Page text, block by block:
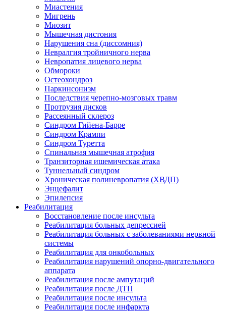
Миастения
Мигрень
Миозит
Мышечная дистония
Нарушения сна (диссомния)
Невралгия тройничного нерва
Невропатия лицевого нерва
Обмороки
Остеохондроз
Паркинсонизм
Последствия черепно-мозговых травм
Протрузия дисков
Рассеянный склероз
Синдром Гийена-Барре
Синдром Крампи
Синдром Туретта
Спинальная мышечная атрофия
Транзиторная ишемическая атака
Туннельный синдром
Хроническая полиневропатия (ХВДП)
Энцефалит
Эпилепсия
Реабилитация
Восстановление после инсульта
Реабилитация больных депрессией
Реабилитация больных с заболеваниями нервной
системы
Реабилитация для онкобольных
Реабилитация нарушений опорно-двигательного
аппарата
Реабилитация после ампутаций
Реабилитация после ДТП
Реабилитация после инсульта
Реабилитация после инфаркта